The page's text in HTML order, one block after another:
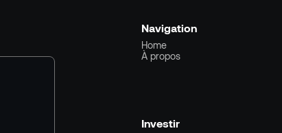
Navigation
Home
À propos
Investir